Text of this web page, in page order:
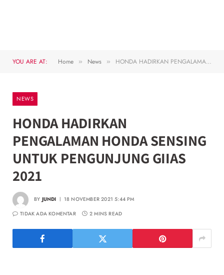
YOU ARE AT: Home » News » HONDA HADIRKAN PENGALAMAN HONDA SENSING UNTUK PENGUNJUNG GIIAS 2021
NEWS
HONDA HADIRKAN
PENGALAMAN HONDA SENSING
UNTUK PENGUNJUNG GIIAS
2021
BY JUNDI
18 NOVEMBER 2021 5:44 PM
TIDAK ADA KOMENTAR
2 MINS READ